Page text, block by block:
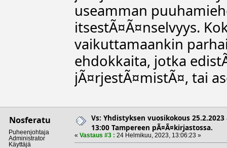
useamman
itsestÃ¤Ã¤nselvyys.
vaikuttamaankin
ehdokkaita, jotka
jÃ¤rjestÃ¤mistÃ¤, tai
Nosferatu
Puheenjohtaja
Administrator
Käyttäjä
Vs: Yhdistyksen vuosikokous
13:00 Tampereen pÃ¤Ã¤kirjastossa.
« Vastaus #3 : 24 Helmikuu, 2023, 13:06:23 »